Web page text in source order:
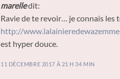
marelledit:
Ravie de te revoir… je connais les
http://
est hyper douce.
11 DÉCEMBRE 2017 À 21 H 34 MIN